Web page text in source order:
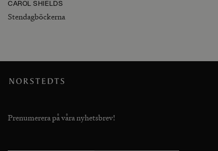
CAROL SHIELDS
Stendagböckerna
Prenumerera på våra nyhetsbrev!